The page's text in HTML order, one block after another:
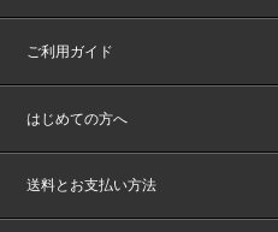
ご利用ガイド
はじめての方へ
送料とお支払い方法